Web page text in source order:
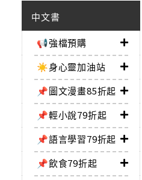
中文書
📢強檔預購
☀️身心靈加油站
📌圖文漫畫85折起
📌輕小說79折起
📌語言學習79折起
📌飲食79折起